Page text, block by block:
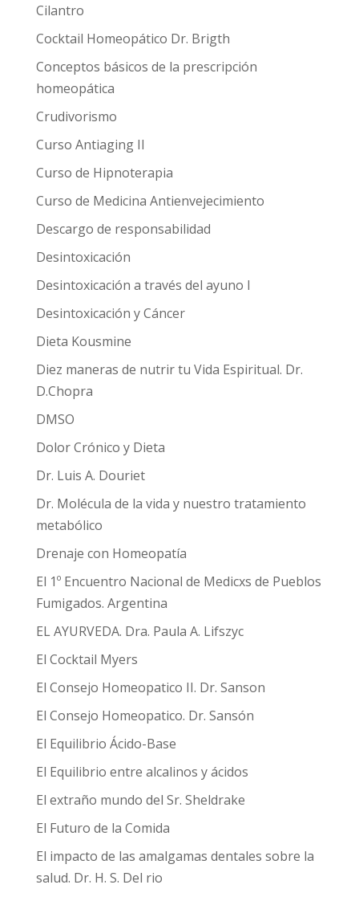
Cilantro
Cocktail Homeopático Dr. Brigth
Conceptos básicos de la prescripción
homeopática
Crudivorismo
Curso Antiaging II
Curso de Hipnoterapia
Curso de Medicina Antienvejecimiento
Descargo de responsabilidad
Desintoxicación
Desintoxicación a través del ayuno I
Desintoxicación y Cáncer
Dieta Kousmine
Diez maneras de nutrir tu Vida Espiritual. Dr.
D.Chopra
DMSO
Dolor Crónico y Dieta
Dr. Luis A. Douriet
Dr. Molécula de la vida y nuestro tratamiento
metabólico
Drenaje con Homeopatía
El 1º Encuentro Nacional de Medicxs de Pueblos
Fumigados. Argentina
EL AYURVEDA. Dra. Paula A. Lifszyc
El Cocktail Myers
El Consejo Homeopatico II. Dr. Sanson
El Consejo Homeopatico. Dr. Sansón
El Equilibrio Ácido-Base
El Equilibrio entre alcalinos y ácidos
El extraño mundo del Sr. Sheldrake
El Futuro de la Comida
El impacto de las amalgamas dentales sobre la
salud. Dr. H. S. Del rio